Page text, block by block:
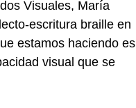
Visuales, María
escritura braille en
estamos haciendo es
visual que se